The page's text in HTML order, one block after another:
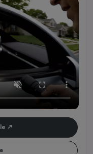
riflette dal finestrino
è consapevole che sta
Capybara (mormorendo,
All'improvviso,
strillavano e il